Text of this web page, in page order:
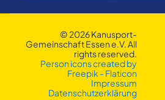
© 2026 Kanusport-
Gemeinschaft Essen e.V. All
rights reserved.
Person icons created by
Freepik - Flaticon
Impressum
Datenschutzerklärung